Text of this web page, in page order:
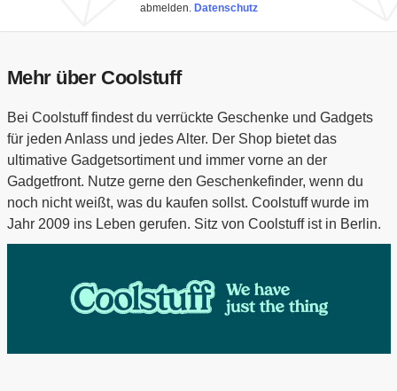
abmelden. Datenschutz
Mehr über Coolstuff
Bei Coolstuff findest du verrückte Geschenke und Gadgets
für jeden Anlass und jedes Alter. Der Shop bietet das
ultimative Gadgetsortiment und immer vorne an der
Gadgetfront. Nutze gerne den Geschenkefinder, wenn du
noch nicht weißt, was du kaufen sollst. Coolstuff wurde im
Jahr 2009 ins Leben gerufen. Sitz von Coolstuff ist in Berlin.